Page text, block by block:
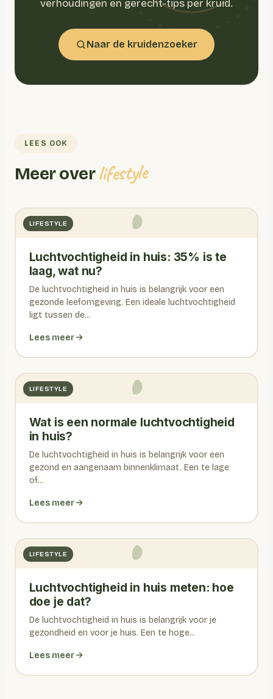
verhoudingen en gerecht-tips per kruid.
Naar de kruidenzoeker
LEES OOK
Meer overlifestyle
LIFESTYLE
Luchtvochtigheid in huis: 35% is te
laag, wat nu?
De luchtvochtigheid in huis is belangrijk voor een
gezonde leefomgeving. Een ideale luchtvochtigheid
ligt tussen de...
Lees meer
LIFESTYLE
Wat is een normale luchtvochtigheid
in huis?
De luchtvochtigheid in huis is belangrijk voor een
gezond en aangenaam binnenklimaat. Een te lage
of...
Lees meer
LIFESTYLE
Luchtvochtigheid in huis meten: hoe
doe je dat?
De luchtvochtigheid in huis is belangrijk voor je
gezondheid en voor je huis. Een te hoge...
Lees meer